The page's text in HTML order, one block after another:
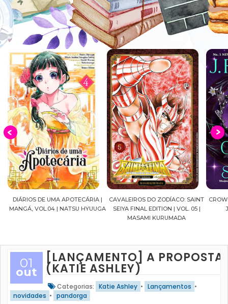
DIÁRIOS DE UMA APOTECÁRIA |
MANGÁ, VOL.04 | NATSU HYUUGA
CAVALEIROS DO ZODÍACO: SAINT
SEIYA FINAL EDITION | VOL. 05 |
MASAMI KURUMADA
01
out
[LANÇAMENTO] A PROPOSTA
(KATIE ASHLEY)
Categorias: Katie Ashley • Lançamentos •
novidades • pandorga